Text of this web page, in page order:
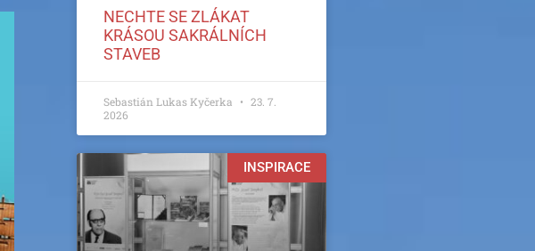
NECHTE SE ZLÁKAT
KRÁSOU SAKRÁLNÍCH
STAVEB
Sebastián Lukas Kyčerka
23. 7.
2026
INSPIRACE